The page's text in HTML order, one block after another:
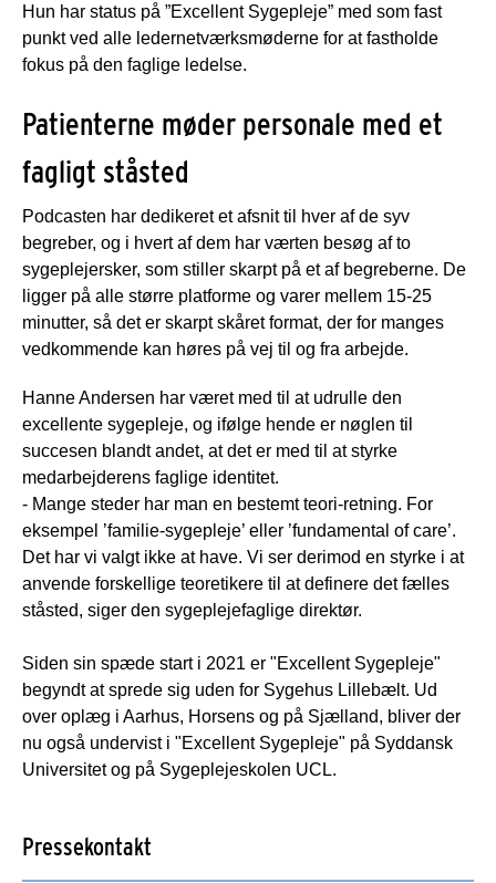
Hun har status på ”Excellent Sygepleje” med som fast
punkt ved alle ledernetværksmøderne for at fastholde
fokus på den faglige ledelse.
Patienterne møder personale med et
fagligt ståsted
Podcasten har dedikeret et afsnit til hver af de syv
begreber, og i hvert af dem har værten besøg af to
sygeplejersker, som stiller skarpt på et af begreberne. De
ligger på alle større platforme og varer mellem 15-25
minutter, så det er skarpt skåret format, der for manges
vedkommende kan høres på vej til og fra arbejde.
Hanne Andersen har været med til at udrulle den
excellente sygepleje, og ifølge hende er nøglen til
succesen blandt andet, at det er med til at styrke
medarbejderens faglige identitet.
- Mange steder har man en bestemt teori-retning. For
eksempel ’familie-sygepleje’ eller ’fundamental of care’.
Det har vi valgt ikke at have. Vi ser derimod en styrke i at
anvende forskellige teoretikere til at definere det fælles
ståsted, siger den sygeplejefaglige direktør.
Siden sin spæde start i 2021 er "Excellent Sygepleje"
begyndt at sprede sig uden for Sygehus Lillebælt. Ud
over oplæg i Aarhus, Horsens og på Sjælland, bliver der
nu også undervist i "Excellent Sygepleje" på Syddansk
Universitet og på Sygeplejeskolen UCL.
Pressekontakt